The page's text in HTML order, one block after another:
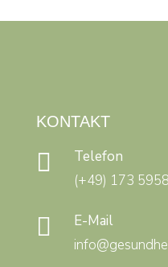
KONTAKT

Telefon
(+49) 173

E-Mail